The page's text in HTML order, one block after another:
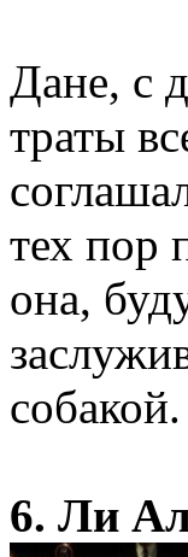
Дане, с
траты
тех пор
она,
собакой.
6. Ли